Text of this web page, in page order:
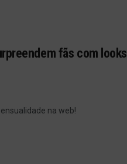
fãs com looks
na web!